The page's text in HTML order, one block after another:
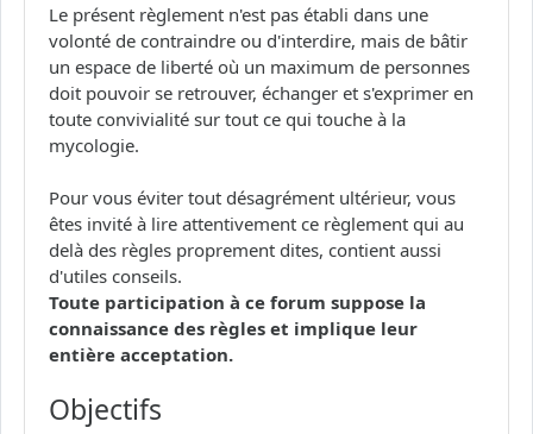
Le présent règlement n'est pas établi dans une
volonté de contraindre ou d'interdire, mais de bâtir
un espace de liberté où un maximum de personnes
doit pouvoir se retrouver, échanger et s'exprimer en
toute convivialité sur tout ce qui touche à la
mycologie.
Pour vous éviter tout désagrément ultérieur, vous
êtes invité à lire attentivement ce règlement qui au
delà des règles proprement dites, contient aussi
d'utiles conseils.
Toute participation à ce forum suppose la
connaissance des règles et implique leur
entière acceptation.
Objectifs